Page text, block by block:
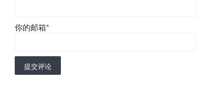
你的邮箱*
提交评论